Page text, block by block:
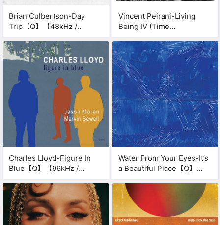
Brian Culbertson-Day
Trip【Q】【48kHz /
Vincent Peirani-Living
Being IV (Time
【88.2kHz / 24bit】
Charles Lloyd-Figure In
Blue【Q】【96kHz /
Water From Your Eyes-It’s
a Beautiful Place【Q】